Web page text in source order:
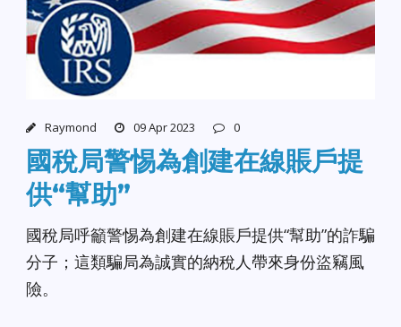
Raymond 09 Apr 2023 0
國稅局警惕為創建在線賬戶提
供“幫助”
國稅局呼籲警惕為創建在線賬戶提供“幫助”的詐騙
分子；這類騙局為誠實的納稅人帶來身份盜竊風
險。